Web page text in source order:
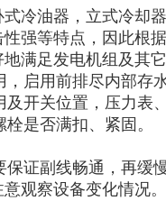
冷油器，立式冷却
强等特点，因此根
满足发电机组及其它
启用前排尽内部存水
开关位置，压力表
是否满扣、紧固。
证副线畅通，再缓
观察设备变化情况